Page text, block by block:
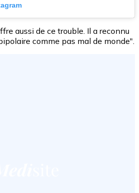
aussi de ce trouble. Il a reconnu
comme pas mal de monde".